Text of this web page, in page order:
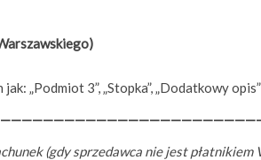
„Podmiot 3”, „Stopka”, „Dodatkowy
(gdy sprzedawca nie jest